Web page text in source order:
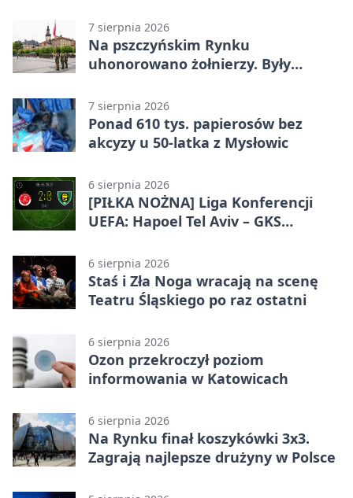
7 sierpnia 2026
Na pszczyńskim Rynku
uhonorowano żołnierzy. Były
7 sierpnia 2026
Ponad 610 tys. papierosów bez
akcyzy u 50-latka z Mysłowic
6 sierpnia 2026
[PIŁKA NOŻNA] Liga Konferencji
UEFA: Hapoel Tel Aviv – GKS
rundy kwalifikacyjnej
6 sierpnia 2026
Staś i Zła Noga wracają na scenę
Teatru Śląskiego po raz ostatni
6 sierpnia 2026
Ozon przekroczył poziom
informowania w Katowicach
6 sierpnia 2026
Na Rynku finał koszykówki 3x3.
Zagrają najlepsze drużyny w Polsce